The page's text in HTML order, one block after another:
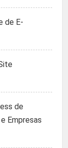
de E-
de
Empresas